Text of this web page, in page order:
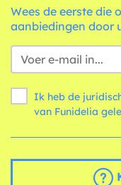
Wees de eerste die
aanbiedingen door
Ik heb de
van Funidelia